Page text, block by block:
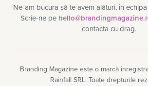
Ne-am bucura să te avem alături, în
Scrie-ne pe
contacta cu drag.
Branding Magazine este o marcă
Rainfall SRL. Toate drepturile